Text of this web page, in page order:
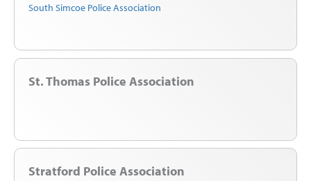
South Simcoe Police Association
St. Thomas Police Association
Stratford Police Association